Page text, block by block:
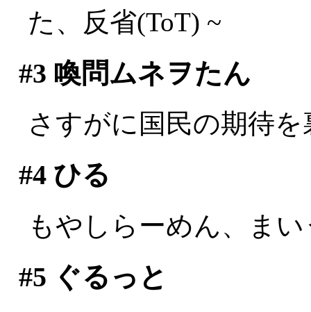
た、反省(ToT) ~
#3 喚問ムネヲたん
さすがに国民の期待
#4ひる
もやしらーめん、ま
#5 ぐるっと